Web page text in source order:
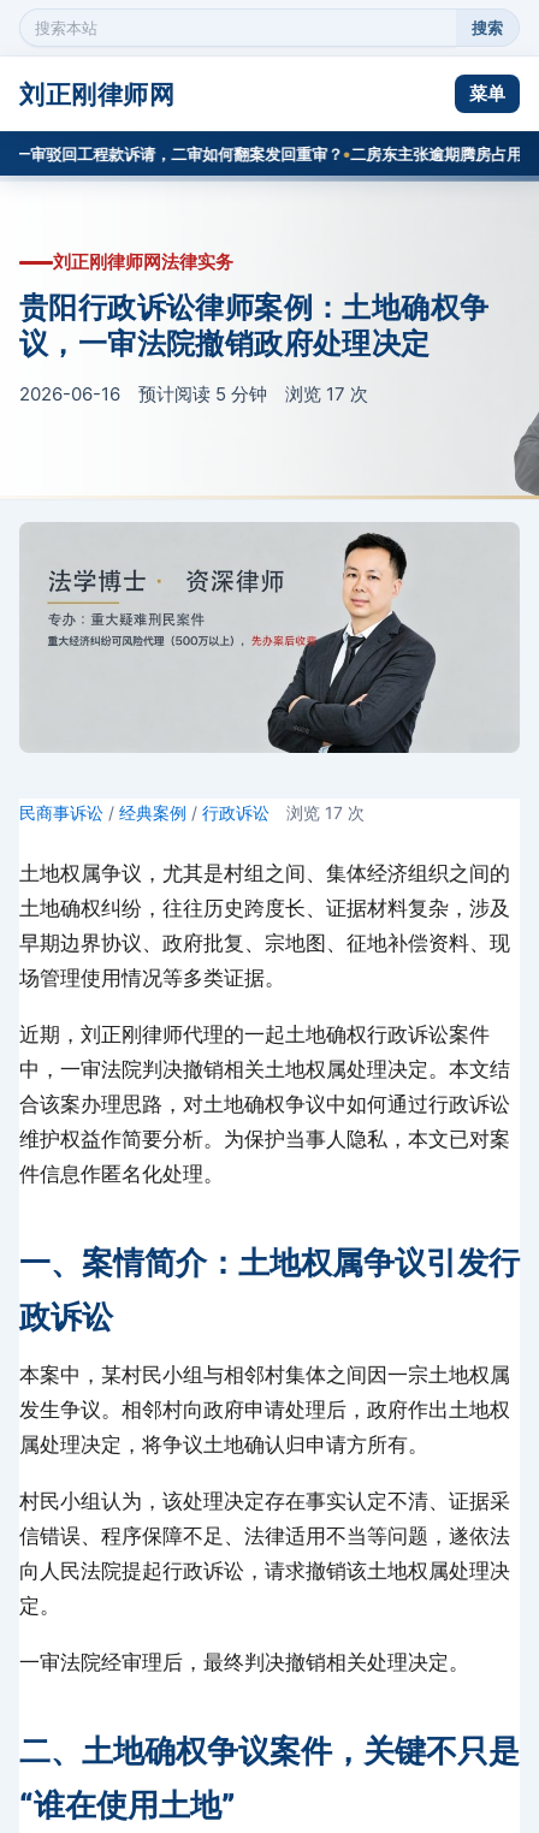
搜
索
本
站
内
容
搜索
刘正刚律师网 菜单
驳回工程款诉请，二审如何翻案发回重审？ 二房东主张逾期腾房占用费，
刘正刚律师网法律实务
贵阳行政诉讼律师案例：土地确权争
议，一审法院撤销政府处理决定
2026-06-16 预计阅读 5 分钟 浏览 17 次
民商事诉讼 / 经典案例 / 行政诉讼 浏览 17 次
土地权属争议，尤其是村组之间、集体经济组织之间的
土地确权纠纷，往往历史跨度长、证据材料复杂，涉及
早期边界协议、政府批复、宗地图、征地补偿资料、现
场管理使用情况等多类证据。
近期，刘正刚律师代理的一起土地确权行政诉讼案件
中，一审法院判决撤销相关土地权属处理决定。本文结
合该案办理思路，对土地确权争议中如何通过行政诉讼
维护权益作简要分析。为保护当事人隐私，本文已对案
件信息作匿名化处理。
一、案情简介：土地权属争议引发行
政诉讼
本案中，某村民小组与相邻村集体之间因一宗土地权属
发生争议。相邻村向政府申请处理后，政府作出土地权
属处理决定，将争议土地确认归申请方所有。
村民小组认为，该处理决定存在事实认定不清、证据采
信错误、程序保障不足、法律适用不当等问题，遂依法
向人民法院提起行政诉讼，请求撤销该土地权属处理决
定。
一审法院经审理后，最终判决撤销相关处理决定。
二、土地确权争议案件，关键不只是
“谁在使用土地”